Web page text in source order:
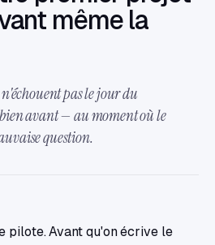
même la
pas le jour du
avant — au moment où le
question.
pilote. Avant qu'on écrive le